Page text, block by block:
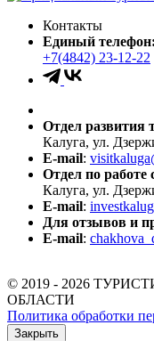
Контакты
Единый телефон:
+7(4842) 23-12-22
Отдел развития
Калуга, ул.
E-mail:
Отдел по работе
Калуга, ул.
E-mail:
Для отзывов и
E-mail:
© 2019 - 2026
ОБЛАСТИ
Политика обработки
Закрыть